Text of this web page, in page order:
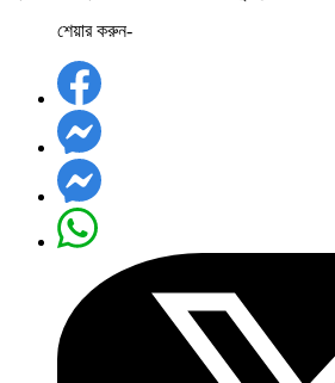
শেয়ার করুন-